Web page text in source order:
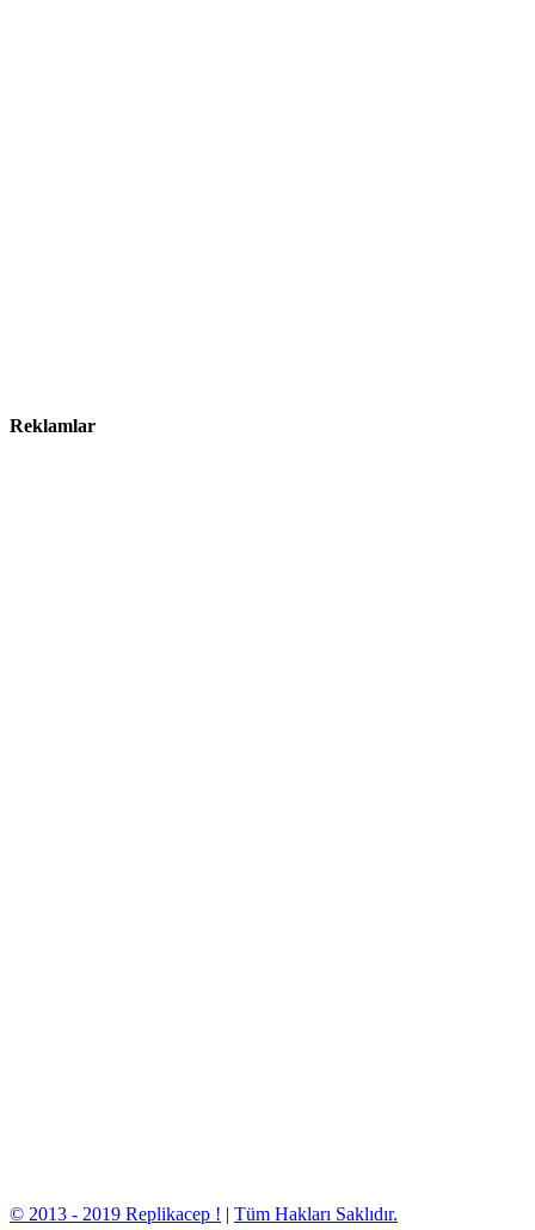
Reklamlar
© 2013 - 2019 Replikacep ! | Tüm Hakları Saklıdır.